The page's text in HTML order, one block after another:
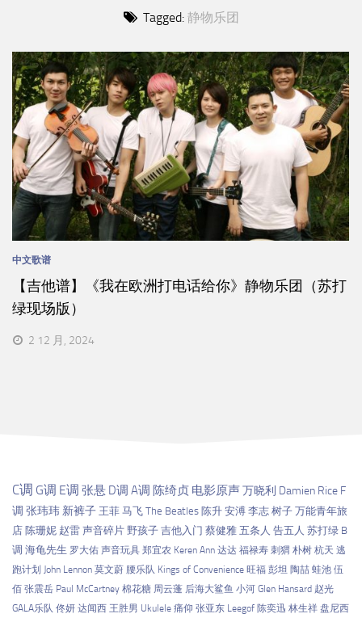
Tagged: 静物乐团
中文歌谱
【吉他谱】《我在欧洲打电话给你》静物乐团（苏打
绿现场版）
2 12 月, 2024
C调 G调 E调 张悬 D调 A调 陈绮贞 电影原声万晓利 Damien Rice F
调 张玮玮 新裤子 王菲马飞 The Beatles 陈升 安溥 李志 树子 万能青年旅
店 陈珊妮 赵雷 声音碎片 野孩子 吉他入门 蔡健雅 五条人 告五人 苏打绿 B
调 海龟先生 罗大佑 声音玩具 郑宜农 Keren Ann 达达 福禄寿 刺猬 朴树 杭天 逃
跑计划 John Lennon 莫文蔚 腰乐队 Kings of Convenience 旺福 彭坦 陶喆 蛙池 伍
佰 张震岳 Paul McCartney 棉花糖 周云蓬 后海大鲨鱼 小河 Glen Hansard 赵光
GALA乐队 佟妍 达闻西 王胜男 Ukulele 痛仰 张亚东 Leegof 陈奕迅 林生祥 盘尼西